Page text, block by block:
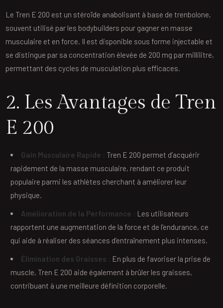
Le Tren E 200 est un stéroïde anabolisant à base de trenbolone,
souvent utilisé par les bodybuilders pour gagner en masse
musculaire et en force. Il est disponible sous forme injectable et
se distingue par sa concentration élevée de 200 mg par millilitre,
permettant des cycles de musculation plus efficaces.
2. Les Avantages de Tren
E 200
Gain Musculaire Rapide : Tren E 200 permet d’acquérir
rapidement de la masse musculaire, rendant ce produit
populaire parmi les athlètes cherchant à améliorer leur
physique.
Amélioration de la Performance : Les utilisateurs
rapportent une augmentation de la force et de l’endurance, ce
qui aide à réaliser des séances d’entraînement plus intenses.
Élimination des Graisses : En plus de favoriser la prise de
muscle, Tren E 200 aide également à brûler les graisses,
contribuant à une meilleure définition corporelle.